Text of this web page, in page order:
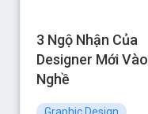
3 Ngộ Nhận Của
Designer Mới Vào
Nghề